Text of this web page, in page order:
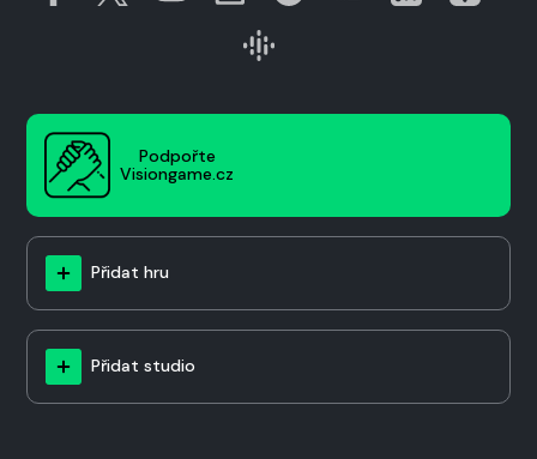
Podpořte
Visiongame.cz
Přidat hru
Přidat studio